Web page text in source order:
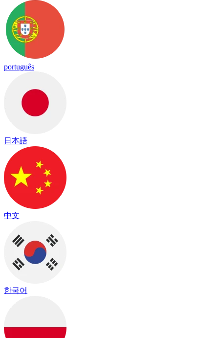
português
日本語
中文
한국어